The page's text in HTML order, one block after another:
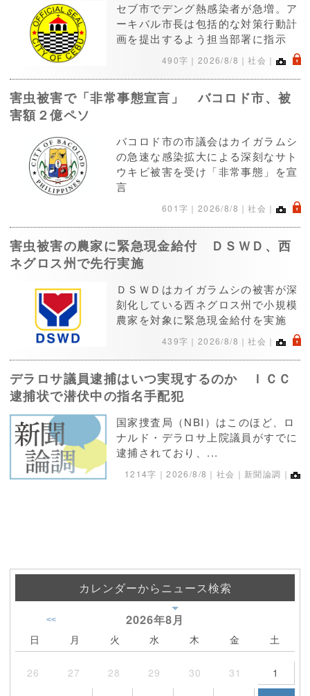
セブ市でデング熱感染者が急増。ア
ーキバル市長は包括的な対策行動計
画を提出するよう担当部署に指示
490字｜ 2026/8/8 ｜社会｜ .
害虫被害で「非常事態宣言」 バコロド市、被
害額２億ペソ
バコロド市の市議会はカイガラムシ
の急速な感染拡大による深刻なサト
ウキビ被害を受け「非常事態」を宣
言
601字｜ 2026/8/8 ｜社会｜ .
害虫被害の農家に緊急現金給付 ＤＳＷＤ、西
ネグロス州で先行実施
ＤＳＷＤはカイガラムシの被害が深
刻化している西ネグロス州で小規模
農家を対象に緊急現金給付を実施
439字｜ 2026/8/8 ｜社会｜ .
デラロサ議員逮捕はいつ実現するのか ＩＣＣ
逮捕状で潜伏中の指名手配犯
国家捜査局（NBI）はこのほど、ロ
ナルド・デラロサ上院議員がすでに
逮捕されており、...
1214字｜2026/8/8 ｜社会｜新聞論調｜
カレンダーからニュース検索
2026年8月
<<
日 月 火 水 木 金 土
26 27 28 29 30 31
1